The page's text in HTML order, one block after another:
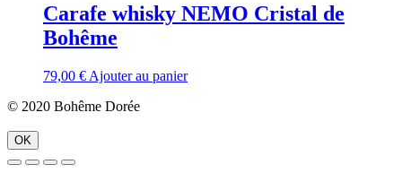
Carafe whisky NEMO Cristal de
Bohême
79,00 € Ajouter au panier
© 2020 Bohême Dorée
OK